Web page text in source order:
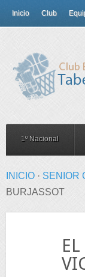
Inicio Club
1º Nacional
INICIO · SENIOR
BURJASSOT